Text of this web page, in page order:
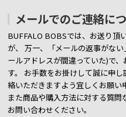
メールでのご連絡に
BUFFALO BOBSでは、お送り頂
が、
万一、「メールの返事がな
ールアドレスが間違っていた)で
す。 お手数をお掛けして誠に申
絡いただきますよう宜しくお願い
また商品や購入方法に対する質問
お問い合わせください。